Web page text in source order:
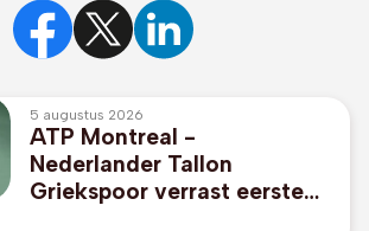
5 augustus 2026
ATP Montreal -
Nederlander Tallon
Griekspoor verrast eerste